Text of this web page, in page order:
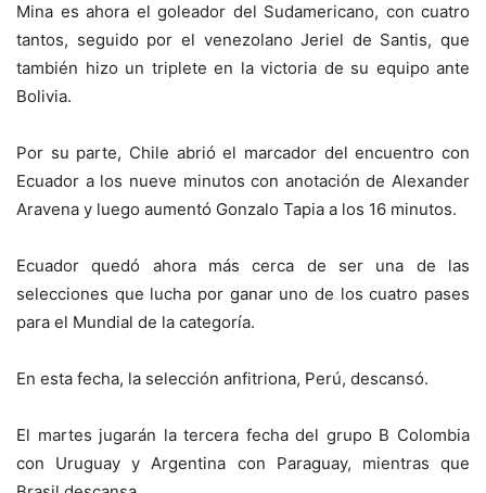
Mina es ahora el goleador del Sudamericano, con cuatro
tantos, seguido por el venezolano Jeriel de Santis, que
también hizo un triplete en la victoria de su equipo ante
Bolivia.
Por su parte, Chile abrió el marcador del encuentro con
Ecuador a los nueve minutos con anotación de Alexander
Aravena y luego aumentó Gonzalo Tapia a los 16 minutos.
Ecuador quedó ahora más cerca de ser una de las
selecciones que lucha por ganar uno de los cuatro pases
para el Mundial de la categoría.
En esta fecha, la selección anfitriona, Perú, descansó.
El martes jugarán la tercera fecha del grupo B Colombia
con Uruguay y Argentina con Paraguay, mientras que